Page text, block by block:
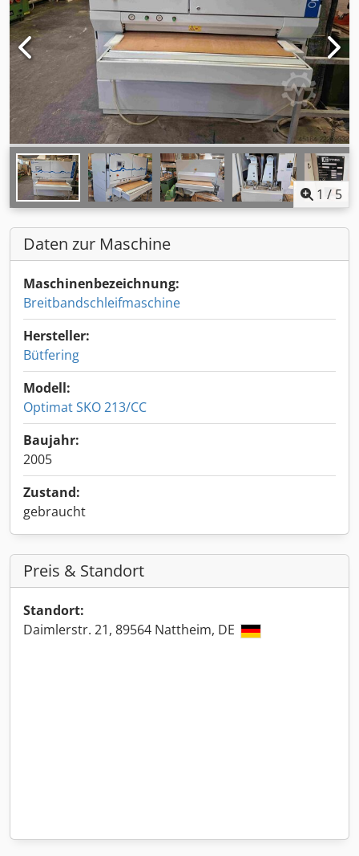
1 / 5
Daten zur Maschine
Maschinenbezeichnung:
Breitbandschleifmaschine
Hersteller:
Bütfering
Modell:
Optimat SKO 213/CC
Baujahr:
2005
Zustand:
gebraucht
Preis & Standort
Standort:
Daimlerstr. 21, 89564 Nattheim, DE